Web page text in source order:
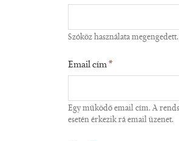
Szóköz használata
Email cím*
Egy működő email cím. A
esetén érkezik rá email üzenet.